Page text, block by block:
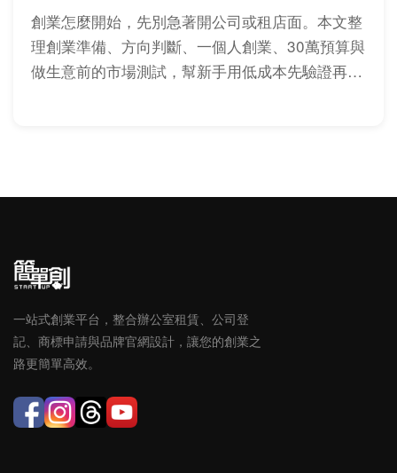
創業怎麼開始，先別急著開公司或租店面。本文整
理創業準備、方向判斷、一個人創業、30萬預算與
做生意前的市場測試，幫新手用低成本先驗證再投
一站式創業平台，整合辦公室租賃、公司登
記、商標申請與品牌官網設計，讓您的創業之
路更簡單高效。